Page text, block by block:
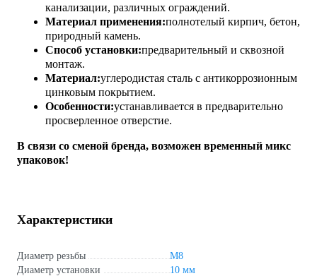
канализации, различных ограждений.
Материал применения:полнотелый кирпич, бетон,
природный камень.
Способ установки:предварительный и сквозной
монтаж.
Материал:углеродистая сталь с антикоррозионным
цинковым покрытием.
Особенности:устанавливается в предварительно
просверленное отверстие.
В связи со сменой бренда, возможен временный микс
упаковок!
Характеристики
Диаметр резьбы
М8
Диаметр установки
10 мм